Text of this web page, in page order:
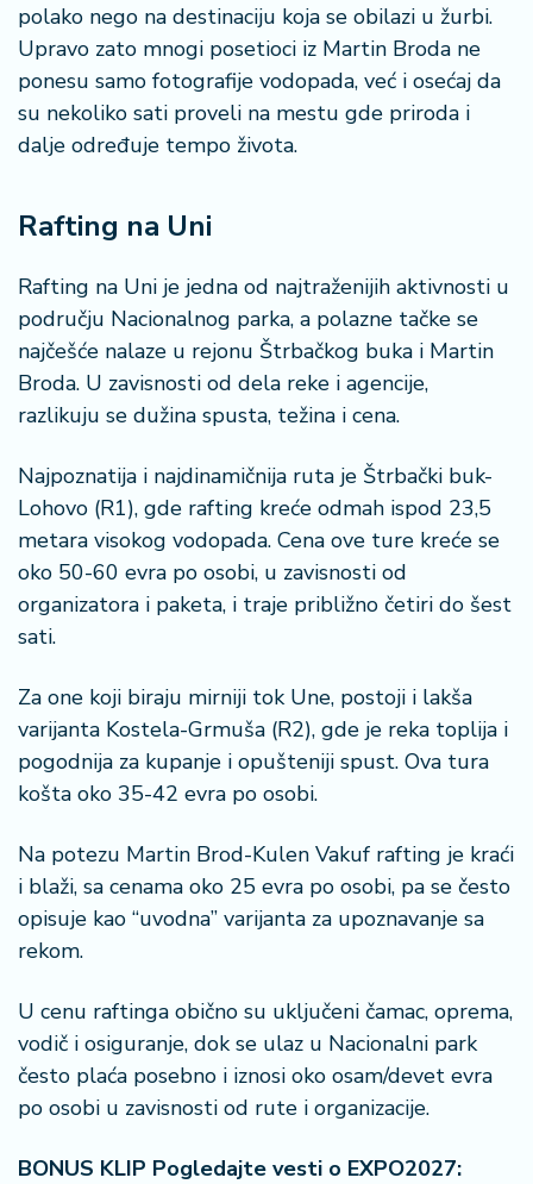
polako nego na destinaciju koja se obilazi u žurbi.
Upravo zato mnogi posetioci iz Martin Broda ne
ponesu samo fotografije vodopada, već i osećaj da
su nekoliko sati proveli na mestu gde priroda i
dalje određuje tempo života.
Rafting na Uni
Rafting na Uni je jedna od najtraženijih aktivnosti u
području Nacionalnog parka, a polazne tačke se
najčešće nalaze u rejonu Štrbačkog buka i Martin
Broda. U zavisnosti od dela reke i agencije,
razlikuju se dužina spusta, težina i cena.
Najpoznatija i najdinamičnija ruta je Štrbački buk-
Lohovo (R1), gde rafting kreće odmah ispod 23,5
metara visokog vodopada. Cena ove ture kreće se
oko 50-60 evra po osobi, u zavisnosti od
organizatora i paketa, i traje približno četiri do šest
sati.
Za one koji biraju mirniji tok Une, postoji i lakša
varijanta Kostela-Grmuša (R2), gde je reka toplija i
pogodnija za kupanje i opušteniji spust. Ova tura
košta oko 35-42 evra po osobi.
Na potezu Martin Brod-Kulen Vakuf rafting je kraći
i blaži, sa cenama oko 25 evra po osobi, pa se često
opisuje kao “uvodna” varijanta za upoznavanje sa
rekom.
U cenu raftinga obično su uključeni čamac, oprema,
vodič i osiguranje, dok se ulaz u Nacionalni park
često plaća posebno i iznosi oko osam/devet evra
po osobi u zavisnosti od rute i organizacije.
BONUS KLIP Pogledajte vesti o EXPO2027: